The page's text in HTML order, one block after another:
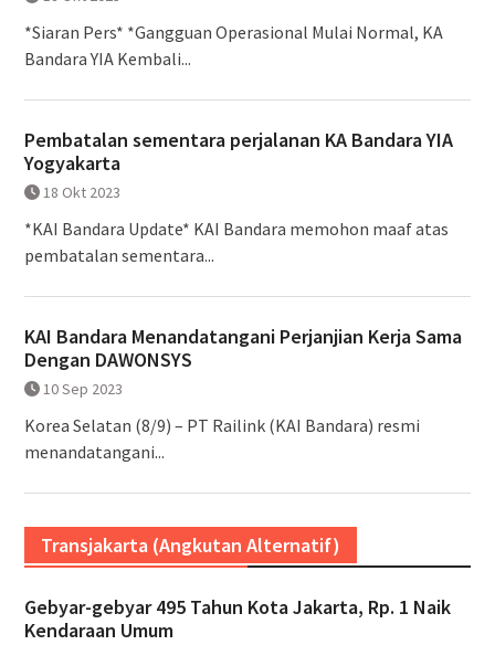
*Siaran Pers* *Gangguan Operasional Mulai Normal, KA
Bandara YIA Kembali...
Pembatalan sementara perjalanan KA Bandara YIA
Yogyakarta
18 Okt 2023
*KAI Bandara Update* KAI Bandara memohon maaf atas
pembatalan sementara...
KAI Bandara Menandatangani Perjanjian Kerja Sama
Dengan DAWONSYS
10 Sep 2023
Korea Selatan (8/9) – PT Railink (KAI Bandara) resmi
menandatangani...
Transjakarta (Angkutan Alternatif)
Gebyar-gebyar 495 Tahun Kota Jakarta, Rp. 1 Naik
Kendaraan Umum